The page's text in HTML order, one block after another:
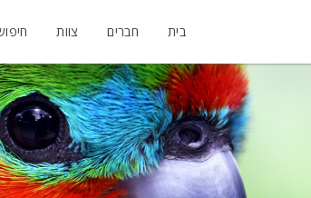
בית חברים צוות